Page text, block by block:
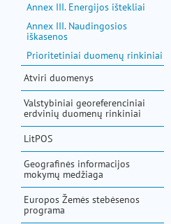
Annex III. Energijos ištekliai
Annex III. Naudingosios
iškasenos
Prioritetiniai duomenų rinkiniai
Atviri duomenys
Valstybiniai georeferenciniai
erdvinių duomenų rinkiniai
LitPOS
Geografinės informacijos
mokymų medžiaga
Europos Žemės stebėsenos
programa